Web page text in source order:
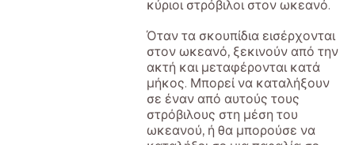
κύριοι στρόβιλοι στον ωκεανό.
Όταν τα σκουπίδια εισέρχονται
στον ωκεανό, ξεκινούν από την
ακτή και μεταφέρονται κατά
μήκος. Μπορεί να καταλήξουν
σε έναν από αυτούς τους
στρόβιλους στη μέση του
ωκεανού, ή θα μπορούσε να